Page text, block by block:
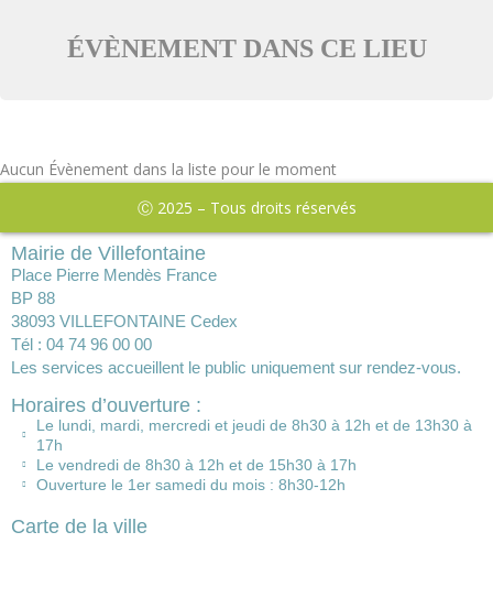
ÉVÈNEMENT DANS CE LIEU
Aucun Évènement dans la liste pour le moment
Ⓒ 2025 – Tous droits réservés
Mairie de Villefontaine
Place Pierre Mendès France
BP 88
38093 VILLEFONTAINE Cedex
Tél : 04 74 96 00 00
Les services accueillent le public uniquement sur rendez-vous.
Horaires d’ouverture :
Le lundi, mardi, mercredi et jeudi de 8h30 à 12h et de 13h30 à
17h
Le vendredi de 8h30 à 12h et de 15h30 à 17h
Ouverture le 1er samedi du mois : 8h30-12h
Carte de la ville